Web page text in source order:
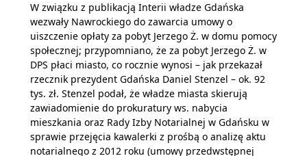
W związku z publikacją Interii władze Gdańska
wezwały Nawrockiego do zawarcia umowy o
uiszczenie opłaty za pobyt Jerzego Ż. w domu pomocy
społecznej; przypomniano, że za pobyt Jerzego Ż. w
DPS płaci miasto, co rocznie wynosi – jak przekazał
rzecznik prezydent Gdańska Daniel Stenzel – ok. 92
tys. zł. Stenzel podał, że władze miasta skierują
zawiadomienie do prokuratury ws. nabycia
mieszkania oraz Rady Izby Notarialnej w Gdańsku w
sprawie przejęcia kawalerki z prośbą o analizę aktu
notarialnego z 2012 roku (umowy przedwstępnej